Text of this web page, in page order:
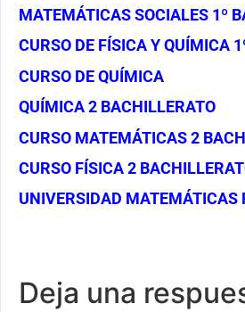
MATEMÁTICAS SOCIALES 1º
CURSO DE FÍSICA Y QUÍMICA
CURSO DE QUÍMICA
QUÍMICA 2 BACHILLERATO
CURSO MATEMÁTICAS 2
CURSO FÍSICA 2
UNIVERSIDAD MATEMÁTICAS
Deja una